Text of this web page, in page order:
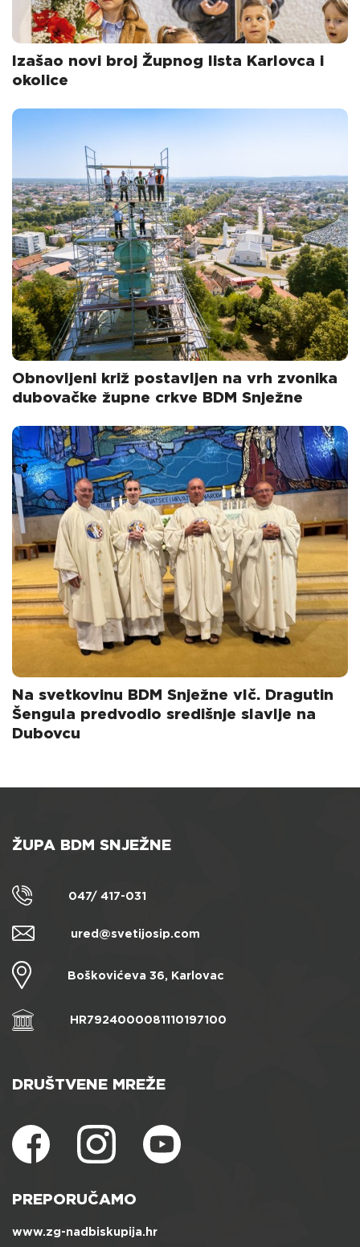
Izašao novi broj Župnog lista Karlovca i
okolice
Obnovljeni križ postavljen na vrh zvonika
dubovačke župne crkve BDM Snježne
Na svetkovinu BDM Snježne vlč. Dragutin
Šengula predvodio središnje slavlje na
Dubovcu
ŽUPA BDM SNJEŽNE
047/ 417-031
ured@svetijosip.com
Boškovićeva 36, Karlovac
HR7924000081110197100
DRUŠTVENE MREŽE
PREPORUČAMO
www.zg-nadbiskupija.hr